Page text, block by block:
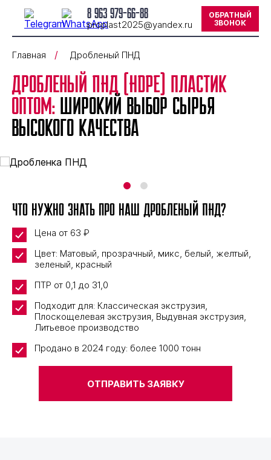
8 963 979-66-88
proplast2025@yandex.ru
ОБРАТНЫЙ
ЗВОНОК
Главная Дробленый ПНД
Дробленый ПНД (HDPE) пластик
оптом: широкий выбор сырья
высокого качества
Что нужно знать про наш дробленый ПНД?
Цена от 63 ₽
Цвет: Матовый, прозрачный, микс, белый, желтый,
зеленый, красный
ПТР от 0,1 до 31,0
Подходит для: Классическая экструзия,
Плоскощелевая экструзия, Выдувная экструзия,
Литьевое производство
Продано в 2024 году: более 1000 тонн
ОТПРАВИТЬ ЗАЯВКУ